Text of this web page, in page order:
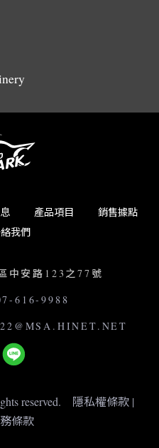
產品項目
銷售據點
我們
中安路123之77號
616-9988
reserved. 隱私權條款 |
條款